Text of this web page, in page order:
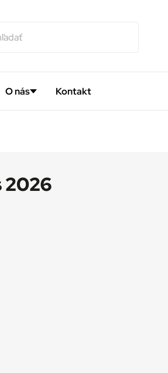
O nás Kontakt
2026